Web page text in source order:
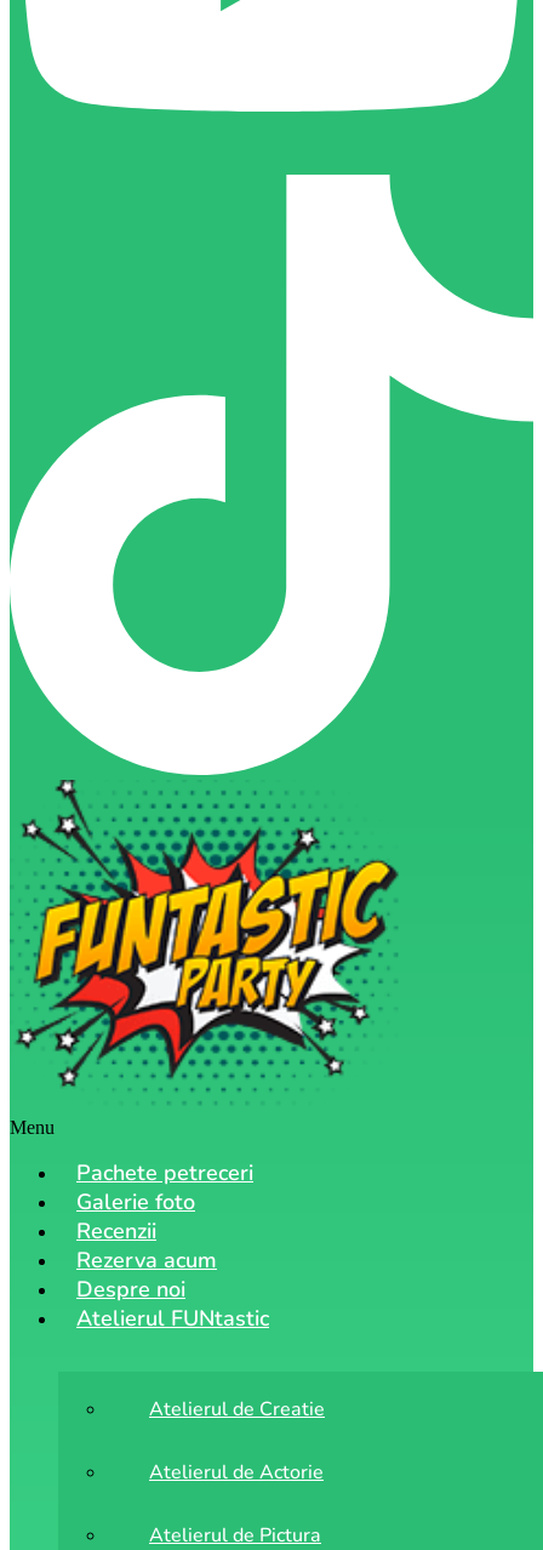
Menu
Pachete petreceri
Galerie foto
Recenzii
Rezerva acum
Despre noi
Atelierul FUNtastic
Atelierul de Creatie
Atelierul de Actorie
Atelierul de Pictura